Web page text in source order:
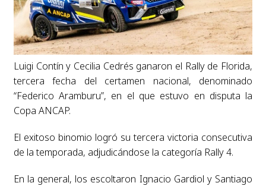
Luigi Contín y Cecilia Cedrés ganaron el Rally de Florida,
tercera fecha del certamen nacional, denominado
“Federico Aramburu”, en el que estuvo en disputa la
Copa ANCAP.
El exitoso binomio logró su tercera victoria consecutiva
de la temporada, adjudicándose la categoría Rally 4.
En la general, los escoltaron Ignacio Gardiol y Santiago